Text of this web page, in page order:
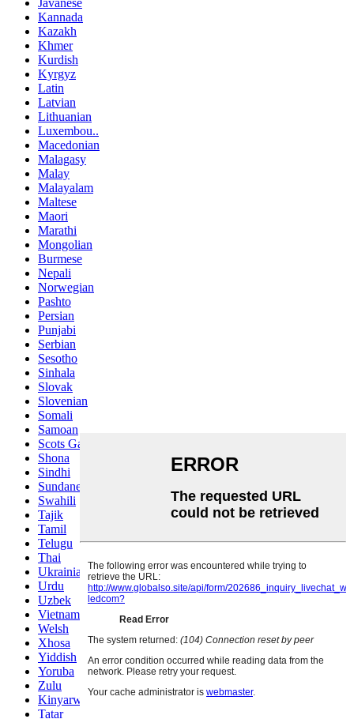
Javanese
Kannada
Kazakh
Khmer
Kurdish
Kyrgyz
Latin
Latvian
Lithuanian
Luxembou..
Macedonian
Malagasy
Malay
Malayalam
Maltese
Maori
Marathi
Mongolian
Burmese
Nepali
Norwegian
Pashto
Persian
Punjabi
Serbian
Sesotho
Sinhala
Slovak
Slovenian
Somali
Samoan
Scots Gaelic
Shona
Sindhi
Sundanese
Swahili
Tajik
Tamil
Telugu
Thai
Ukrainian
Urdu
Uzbek
Vietnamese
Welsh
Xhosa
Yiddish
Yoruba
Zulu
Kinyarwanda
Tatar